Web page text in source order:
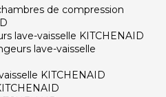
de compression
lave-vaisselle KITCHENAID
lave-vaisselle
KITCHENAID